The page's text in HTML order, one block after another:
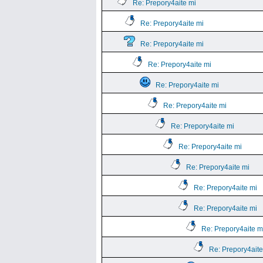
Re: Prepory4aite mi
Re: Prepory4aite mi
Re: Prepory4aite mi
Re: Prepory4aite mi
Re: Prepory4aite mi
Re: Prepory4aite mi
Re: Prepory4aite mi
Re: Prepory4aite mi
Re: Prepory4aite mi
Re: Prepory4aite mi
Re: Prepory4aite mi
Re: Prepory4aite
Re: